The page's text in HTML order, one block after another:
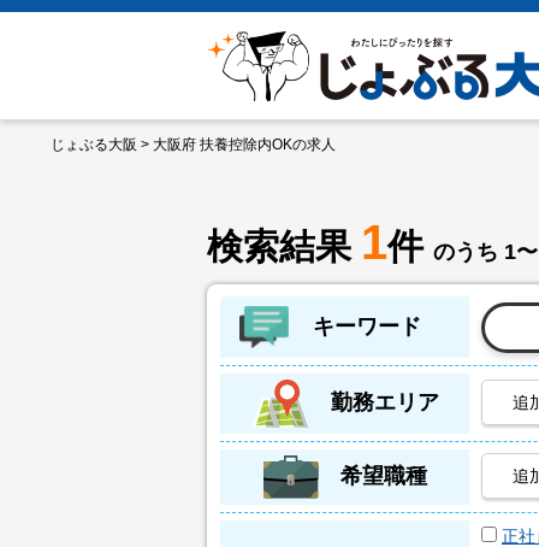
じょぶる大阪 > 大阪府 扶養控除内OKの求人
検索結果 1件 のうち 1
キーワード
勤務エリア 追
希望職種 追
正社